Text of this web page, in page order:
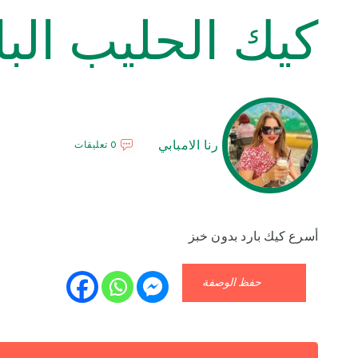
كيك الحليب
رنا الامبابي 0 تعليقات
أسرع كيك بارد بدون خبز
حفظ الوصفة